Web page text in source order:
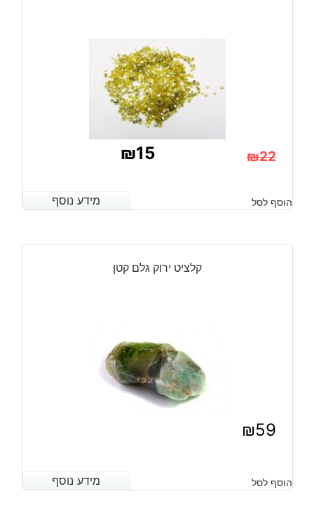
₪22
המקורי
₪15
הנוכחי
מידע נוסף הוסף לסל מידע נוסף
קלציט ירוק גלם קטן
₪59
מידע נוסף הוסף לסל מידע נוסף